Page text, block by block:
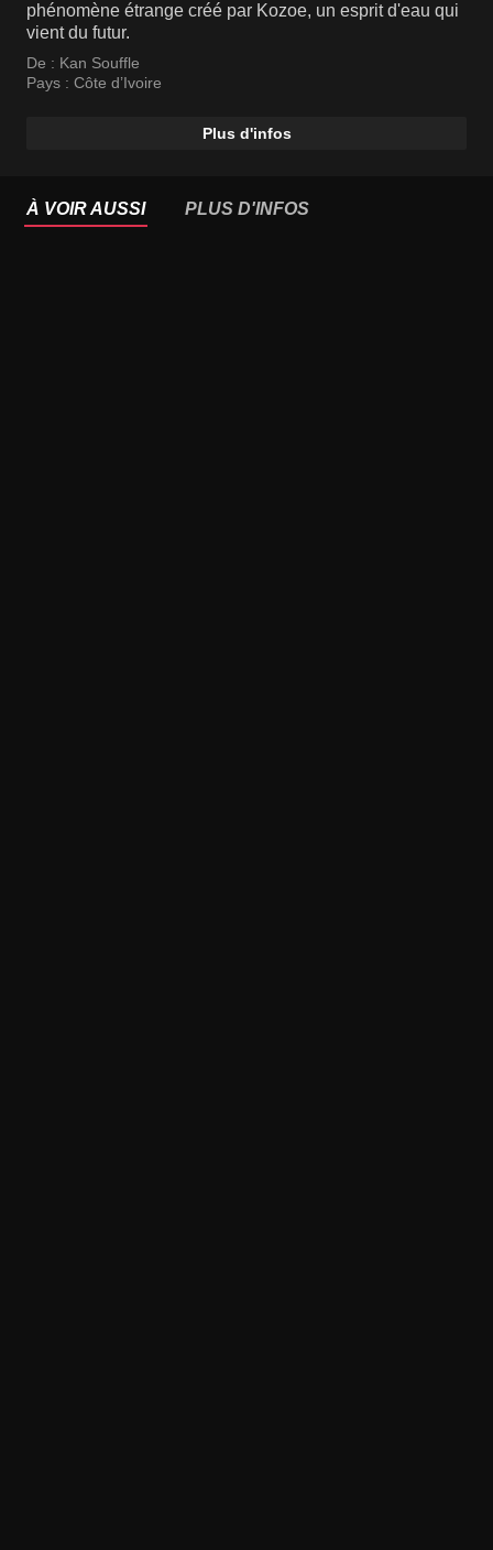
phénomène étrange créé par Kozoe, un esprit d'eau qui
vient du futur.
De : Kan Souffle
Pays : Côte d’Ivoire
Plus d'infos
À VOIR AUSSI PLUS D'INFOS